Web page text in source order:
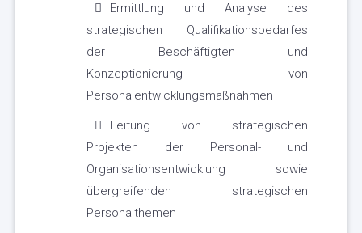
Ermittlung und Analyse des
strategischen Qualifikationsbedarfes
der Beschäftigten und
Konzeptionierung von
Personalentwicklungsmaßnahmen
Leitung von strategischen
Projekten der Personal- und
Organisationsentwicklung sowie
übergreifenden strategischen
Personalthemen